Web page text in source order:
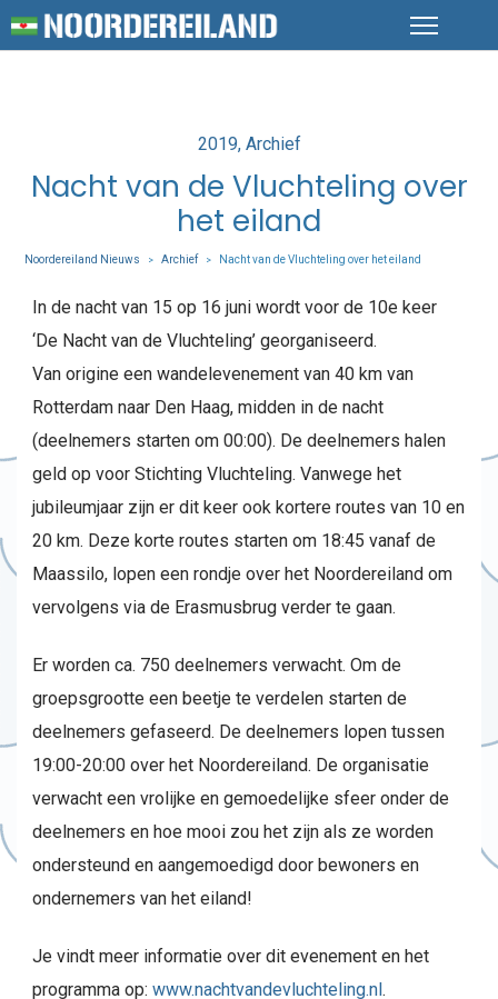
Posted
in
2019 Archief
Nacht van de Vluchteling over
het eiland
Noordereiland Nieuws > Archief > Nacht van de Vluchteling over het eiland
In de nacht van 15 op 16 juni wordt voor de 10e keer
‘De Nacht van de Vluchteling’ georganiseerd.
Van origine een wandelevenement van 40 km van
Rotterdam naar Den Haag, midden in de nacht
(deelnemers starten om 00:00). De deelnemers halen
geld op voor Stichting Vluchteling. Vanwege het
jubileumjaar zijn er dit keer ook kortere routes van 10 en
20 km. Deze korte routes starten om 18:45 vanaf de
Maassilo, lopen een rondje over het Noordereiland om
vervolgens via de Erasmusbrug verder te gaan.
Er worden ca. 750 deelnemers verwacht. Om de
groepsgrootte een beetje te verdelen starten de
deelnemers gefaseerd. De deelnemers lopen tussen
19:00-20:00 over het Noordereiland. De organisatie
verwacht een vrolijke en gemoedelijke sfeer onder de
deelnemers en hoe mooi zou het zijn als ze worden
ondersteund en aangemoedigd door bewoners en
ondernemers van het eiland!
Je vindt meer informatie over dit evenement en het
programma op: www.nachtvandevluchteling.nl.